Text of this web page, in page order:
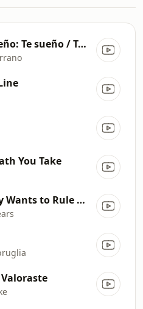
Mix te sueño: Te sueño / Tú me vas a dejar
You Take
Everybody Wants to Rule the World